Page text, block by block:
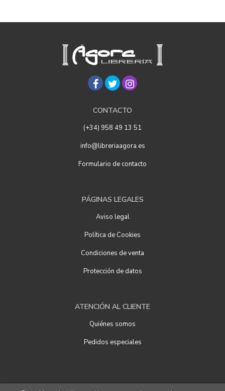
CONTACTO
(+34) 958 49 13 51
info@libreriaagora.es
Formulario de contacto
PÁGINAS LEGALES
Aviso legal
Política de Cookies
Condiciones de venta
Protección de datos
ATENCIÓN AL CLIENTE
Quiénes somos
Pedidos especiales